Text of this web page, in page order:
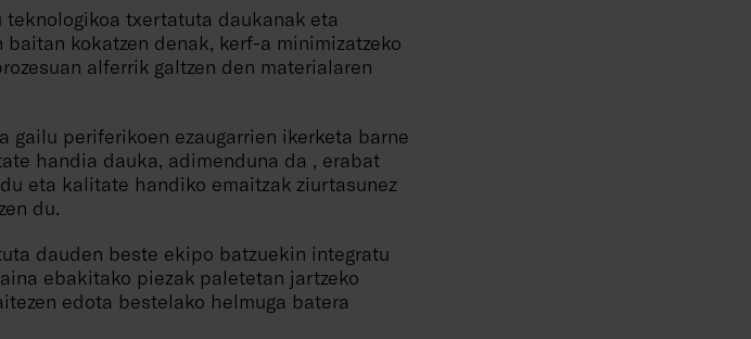
teknologikoa txertatuta daukanak eta
kokatzen denak, kerf-a minimizatzeko
alferrik galtzen den materialaren
gailu periferikoen ezaugarrien ikerketa barne
handia dauka, adimenduna da , erabat
eta kalitate handiko emaitzak ziurtasunez
du.
dauden beste ekipo batzuekin integratu
ebakitako piezak paletetan jartzeko
edota bestelako helmuga batera